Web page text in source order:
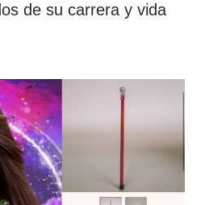
de su carrera y vida